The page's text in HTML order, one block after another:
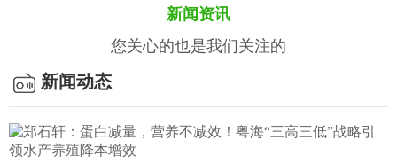
客户案例
新闻资讯
您关心的也是我们关注的
新闻动态
饲料的质量标准有哪些？